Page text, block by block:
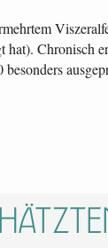
Chronisch